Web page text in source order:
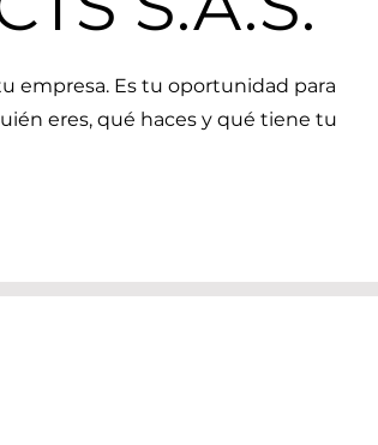
empresa. Es tu oportunidad para
eres, qué haces y qué tiene tu